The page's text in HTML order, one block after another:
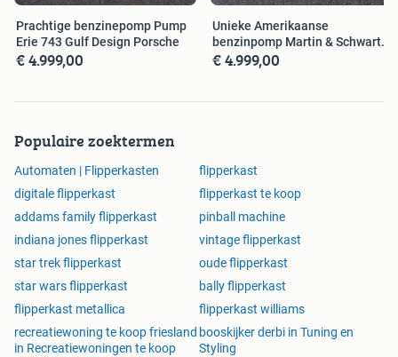
Prachtige benzinepomp Pump
Erie 743 Gulf Design Porsche
€ 4.999,00
Unieke Amerikaanse
benzinpomp Martin & Schwartz
80 Mobilgas
€ 4.999,00
Populaire zoektermen
Automaten | Flipperkasten
flipperkast
digitale flipperkast
flipperkast te koop
addams family flipperkast
pinball machine
indiana jones flipperkast
vintage flipperkast
star trek flipperkast
oude flipperkast
star wars flipperkast
bally flipperkast
flipperkast metallica
flipperkast williams
recreatiewoning te koop friesland
in Recreatiewoningen te koop
booskijker derbi in Tuning en
Styling